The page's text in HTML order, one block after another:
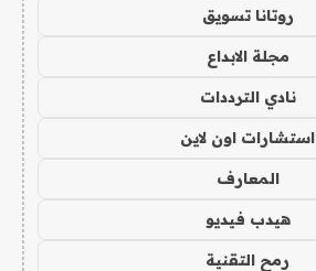
روتانا تسويق
مجلة الابداع
نادي الترددات
استشارات اون لاين
المعارف
هيدب فيديو
رمح التقنية